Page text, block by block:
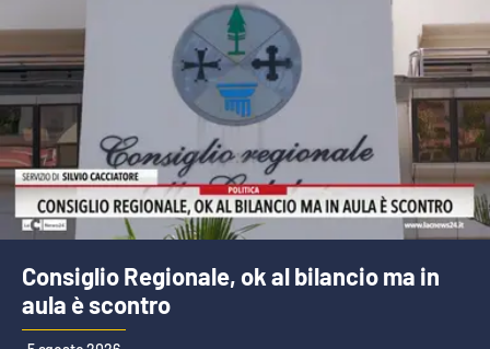
Ambiente
Cronaca
Cultura
Economia e Lavoro
Politica
Sanità
Consiglio Regionale, ok al bilancio ma in
aula è scontro